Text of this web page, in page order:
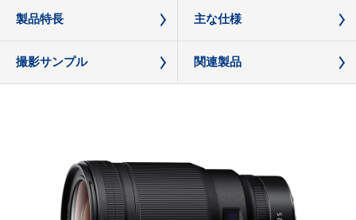
製品特長 主な仕様
撮影サンプル 関連製品